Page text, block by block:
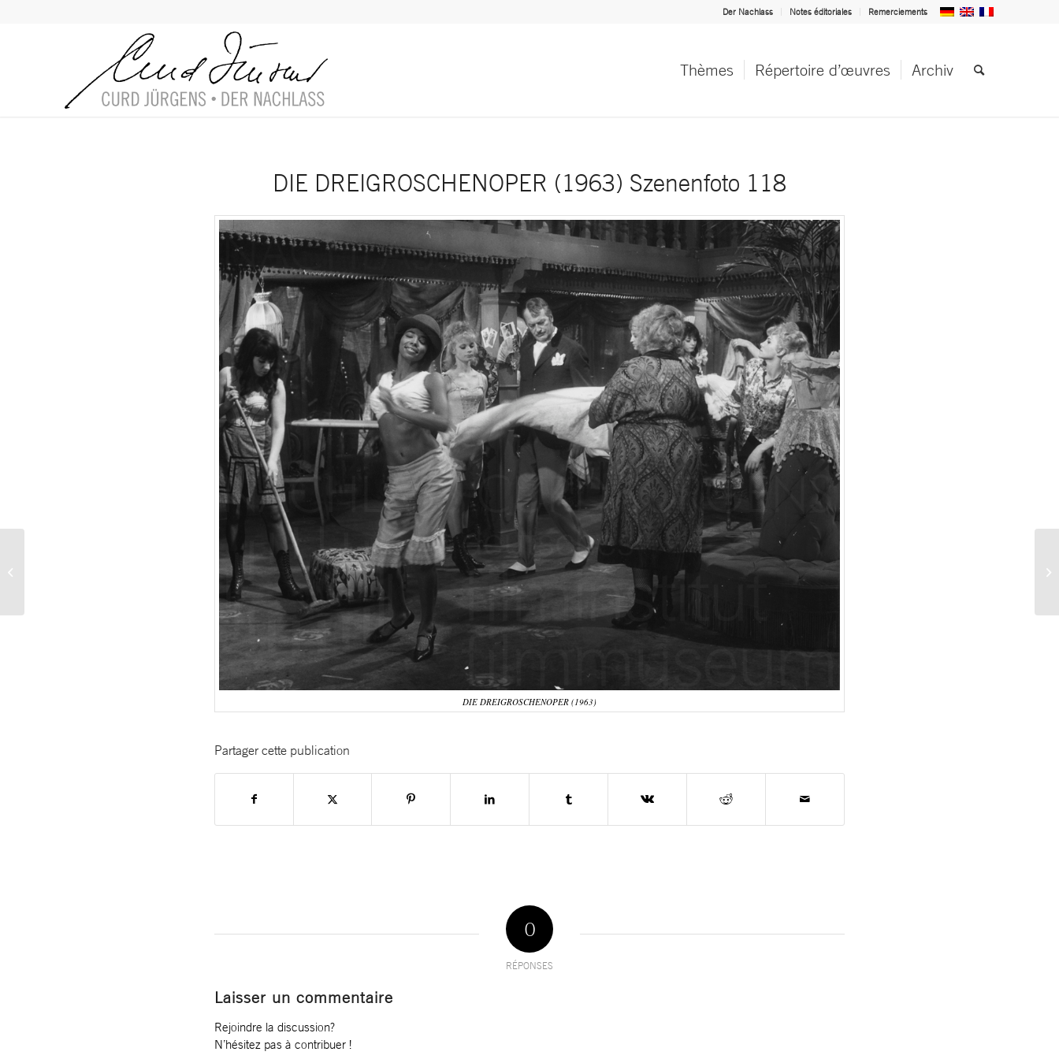
Der Nachlass Notes éditoriales Remerciements
Thèmes Répertoire d’œuvres Archiv
DIE DREIGROSCHENOPER (1963) Szenenfoto 118
DIE DREIGROSCHENOPER (1963)
Partager cette publication
0
RÉPONSES
Laisser un commentaire
Rejoindre la discussion?
N’hésitez pas à contribuer !